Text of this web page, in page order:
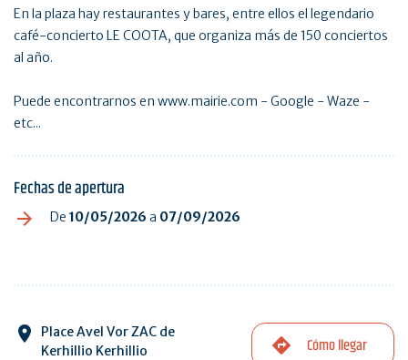
En la plaza hay restaurantes y bares, entre ellos el legendario
café-concierto LE COOTA, que organiza más de 150 conciertos
al año.
Puede encontrarnos en www.mairie.com - Google - Waze -
etc...
Fechas de apertura
De 10/05/2026 a 07/09/2026
Place Avel Vor ZAC de
Kerhillio Kerhillio
Cómo llegar